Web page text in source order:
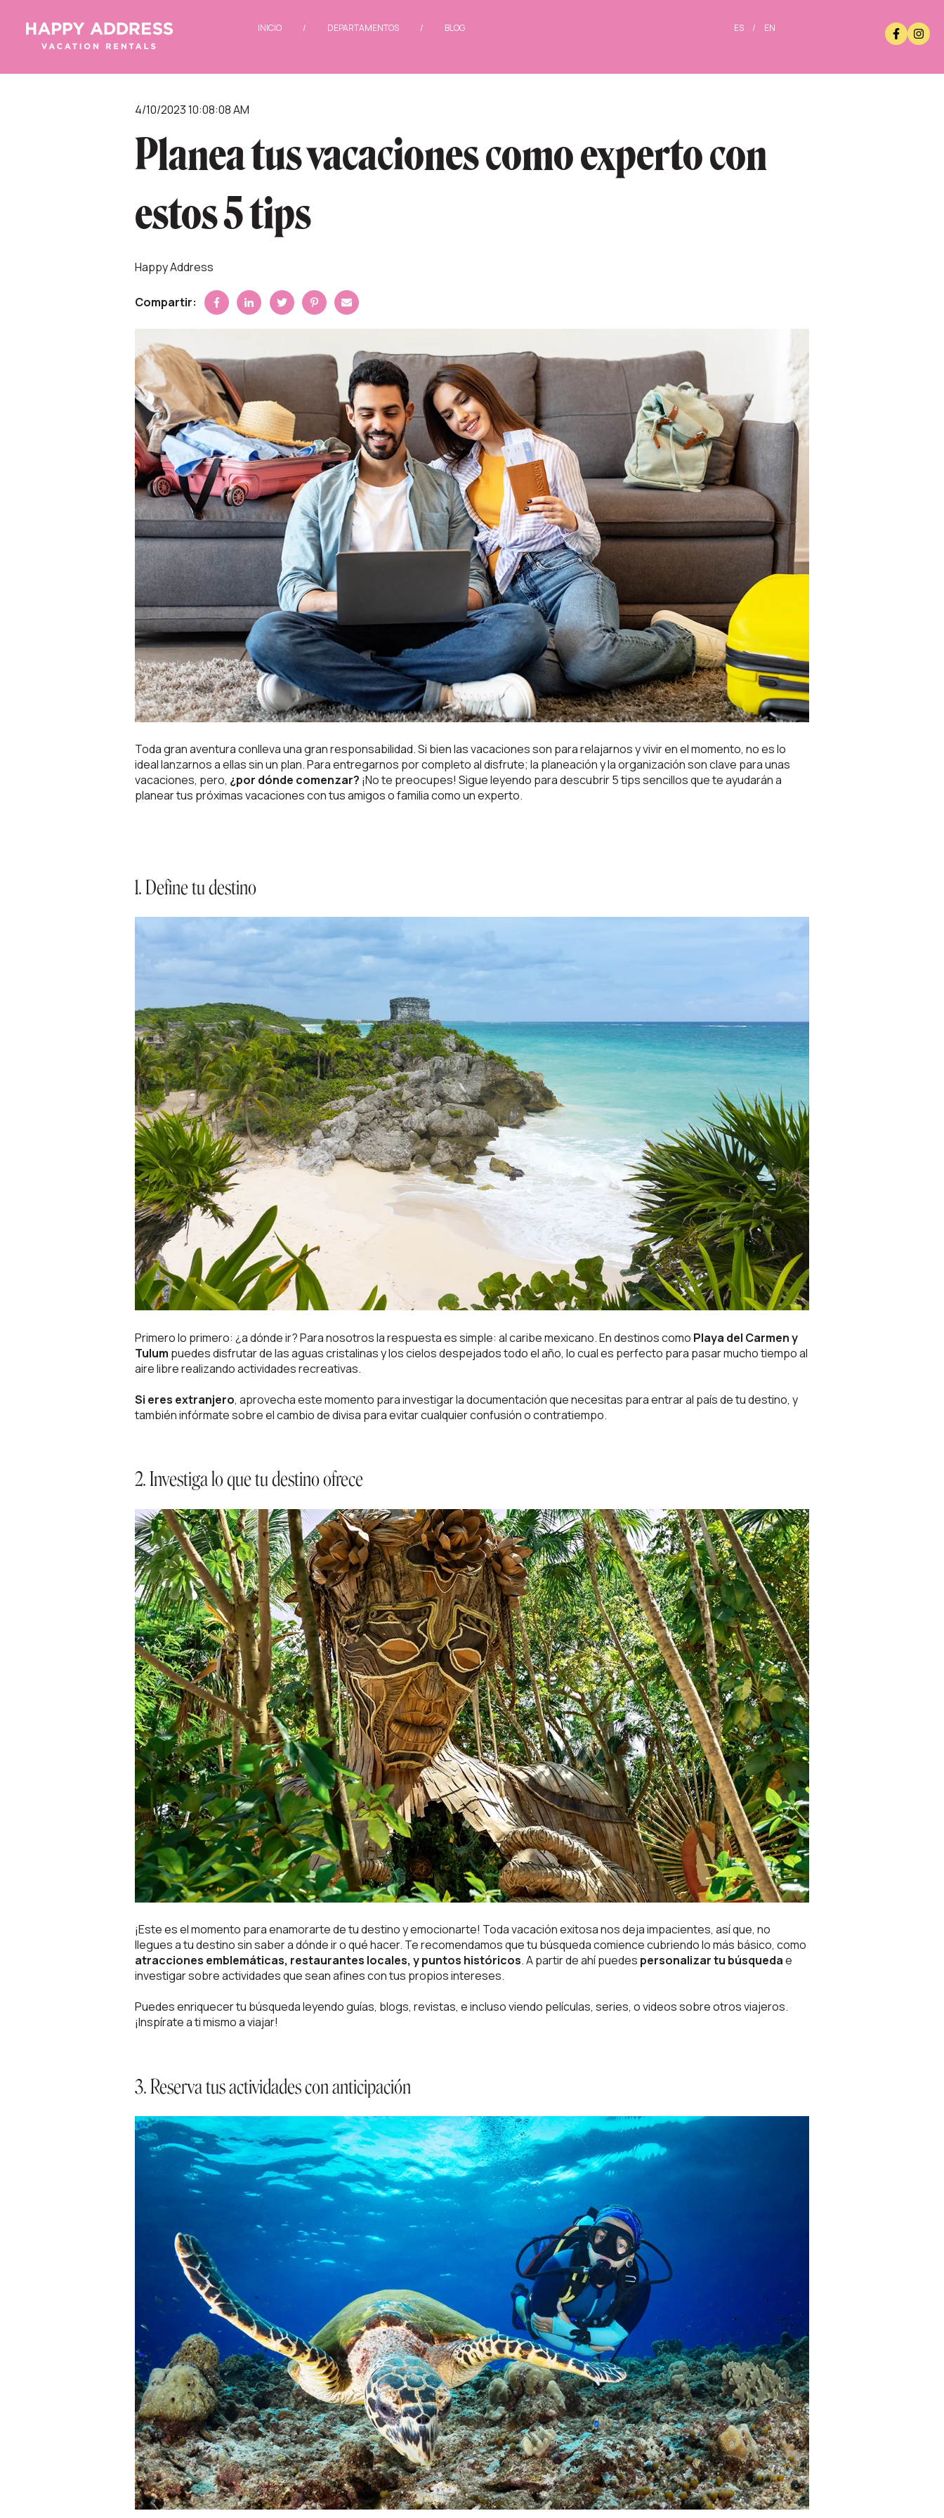
INICIO / DEPARTAMENTOS / BLOG ES / EN
4/10/2023 10:08:08 AM
Planea tus vacaciones como experto con
estos 5 tips
Happy Address
Compartir:
Toda gran aventura conlleva una gran responsabilidad. Si bien las vacaciones son para relajarnos y vivir en el momento, no es lo
ideal lanzarnos a ellas sin un plan. Para entregarnos por completo al disfrute; la planeación y la organización son clave para unas
vacaciones, pero, ¿por dónde comenzar? ¡No te preocupes! Sigue leyendo para descubrir 5 tips sencillos que te ayudarán a
planear tus próximas vacaciones con tus amigos o familia como un experto.
1. Define tu destino
Primero lo primero: ¿a dónde ir? Para nosotros la respuesta es simple: al caribe mexicano. En destinos como Playa del Carmen y
Tulum puedes disfrutar de las aguas cristalinas y los cielos despejados todo el año, lo cual es perfecto para pasar mucho tiempo al
aire libre realizando actividades recreativas.
Si eres extranjero, aprovecha este momento para investigar la documentación que necesitas para entrar al país de tu destino, y
también infórmate sobre el cambio de divisa para evitar cualquier confusión o contratiempo.
2. Investiga lo que tu destino ofrece
¡Este es el momento para enamorarte de tu destino y emocionarte! Toda vacación exitosa nos deja impacientes, así que, no
llegues a tu destino sin saber a dónde ir o qué hacer. Te recomendamos que tu búsqueda comience cubriendo lo más básico, como
atracciones emblemáticas, restaurantes locales, y puntos históricos. A partir de ahí puedes personalizar tu búsquedae
investigar sobre actividades que sean afines con tus propios intereses.
Puedes enriquecer tu búsqueda leyendo guías, blogs, revistas, e incluso viendo películas, series, o videos sobre otros viajeros.
¡Inspírate a ti mismo a viajar!
3. Reserva tus actividades con anticipación